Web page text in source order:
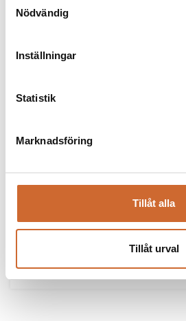
Nödvändig
Inställningar
Statistik
Marknadsföring
Tillåt alla
Tillåt urval
Stiga Park PRO